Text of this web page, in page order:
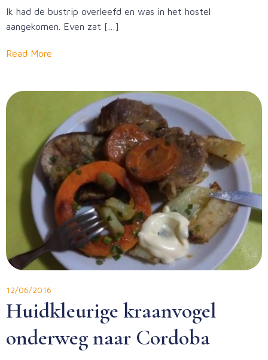
Ik had de bustrip overleefd en was in het hostel
aangekomen. Even zat […]
Read More
12/06/2016
Huidkleurige kraanvogel
onderweg naar Cordoba